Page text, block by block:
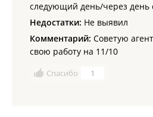
следующий день/через день
Недостатки: Не выявил
Комментарий: Советую
свою работу на 11/10
Спасибо 1